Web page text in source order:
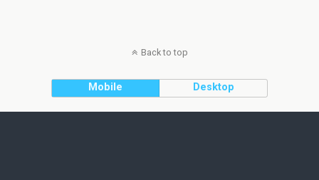
Back to top
Mobile Desktop